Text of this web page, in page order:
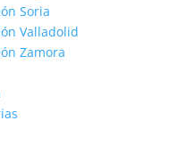
Soria
Valladolid
Zamora